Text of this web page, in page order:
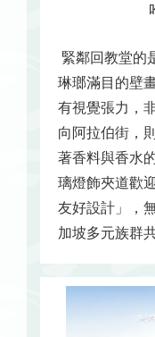
緊鄰回教堂的
琳瑯滿目的壁
有視覺張力，
向阿拉伯街，
著香料與香水
璃燈飾夾道歡
友好設計」，
加坡多元族群